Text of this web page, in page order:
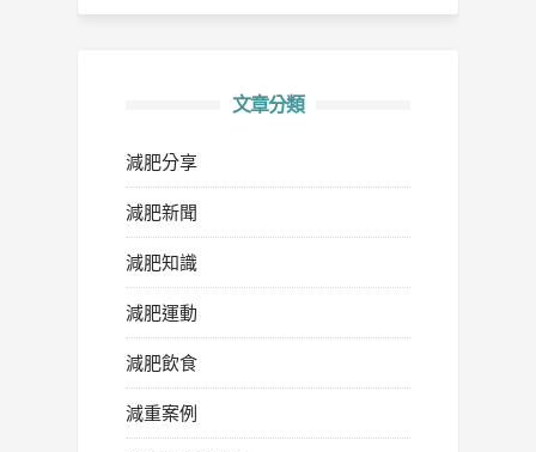
文章分類
減肥分享
減肥新聞
減肥知識
減肥運動
減肥飲食
減重案例